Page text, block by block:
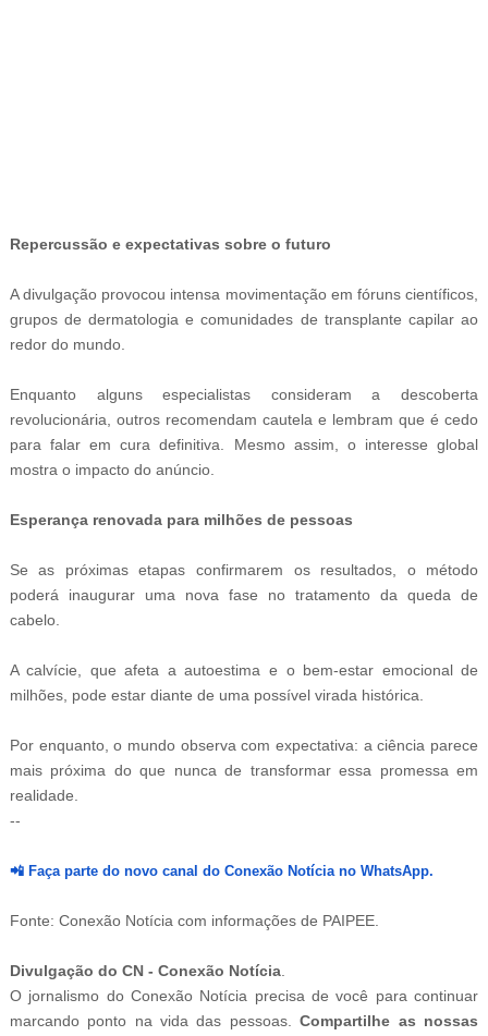
Repercussão e expectativas sobre o futuro
A divulgação provocou intensa movimentação em fóruns científicos,
grupos de dermatologia e comunidades de transplante capilar ao
redor do mundo.
Enquanto alguns especialistas consideram a descoberta
revolucionária, outros recomendam cautela e lembram que é cedo
para falar em cura definitiva. Mesmo assim, o interesse global
mostra o impacto do anúncio.
Esperança renovada para milhões de pessoas
Se as próximas etapas confirmarem os resultados, o método
poderá inaugurar uma nova fase no tratamento da queda de
cabelo.
A calvície, que afeta a autoestima e o bem-estar emocional de
milhões, pode estar diante de uma possível virada histórica.
Por enquanto, o mundo observa com expectativa: a ciência parece
mais próxima do que nunca de transformar essa promessa em
realidade.
--
📲 Faça parte do novo canal do Conexão Notícia no WhatsApp.
Fonte: Conexão Notícia com informações de PAIPEE.
Divulgação do CN - Conexão Notícia.
O jornalismo do Conexão Notícia precisa de você para continuar
marcando ponto na vida das pessoas.Compartilhe as nossas